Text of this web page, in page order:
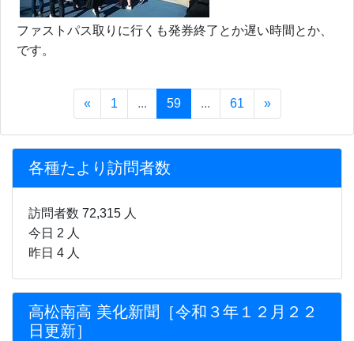
ファストパス取りに行くも発券終了とか遅い時間とか、
です。
« 1 ... 59 ... 61 »
各種たより訪問者数
訪問者数 72,315 人
今日 2 人
昨日 4 人
高松南高 美化新聞［令和３年１２月２２
日更新］